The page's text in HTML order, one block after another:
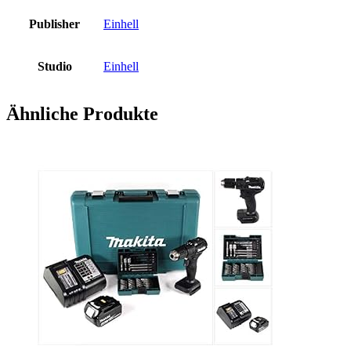
Publisher Einhell
Studio Einhell
Ähnliche Produkte